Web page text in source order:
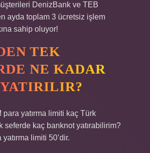
DenizBank ve TEB
ayda toplam 3 ücretsiz işlem
sahip oluyor!
TEK
NE KADAR
para yatırma limiti kaç Türk
seferde kaç banknot yatırabilirim?
limiti 50’dir.